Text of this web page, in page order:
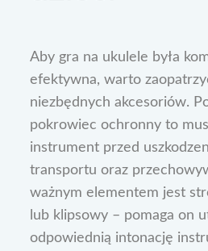
Aby gra na ukulele była
efektywna, warto
niezbędnych akcesoriów.
pokrowiec ochronny to
instrument przed
transportu oraz
ważnym elementem jest
lub klipsowy – pomaga on
odpowiednią intonację